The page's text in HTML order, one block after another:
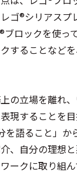
ゴ®シリアスプ
ブロックを使っ
することなど
の立場を離れ
現することを
を語ること」か
、自分の理想
ークに取り組ん